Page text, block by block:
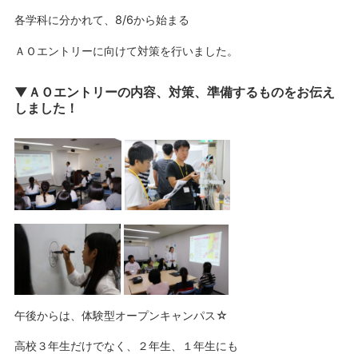
各学科に分かれて、8/6から始まる
ＡＯエントリーに向けて対策を行いました。
▼ＡＯエントリーの内容、対策、準備するものをお伝え
しました！
午後からは、体験型オープンキャンパス☆
高校３年生だけでなく、２年生、１年生にも